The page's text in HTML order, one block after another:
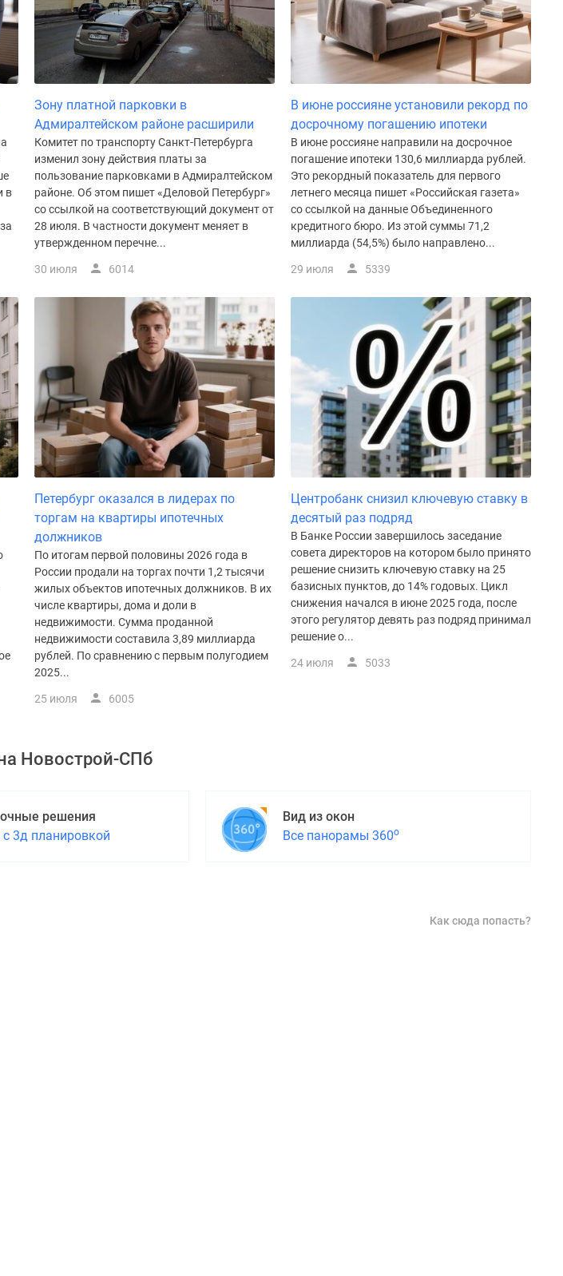
в
Зону платной парковки в
Адмиралтейском районе расширили
Комитет по транспорту Санкт-Петербурга
изменил зону действия платы за
пользование парковками в Адмиралтейском
районе. Об этом пишет «Деловой Петербург»
со ссылкой на соответствующий документ от
28 июля. В частности документ меняет в
утвержденном перечне...
30 июля 6014
В июне россияне установили рекорд по
досрочному погашению ипотеки
В июне россияне направили на досрочное
погашение ипотеки 130,6 миллиарда рублей.
Это рекордный показатель для первого
летнего месяца пишет «Российская газета»
со ссылкой на данные Объединенного
кредитного бюро. Из этой суммы 71,2
миллиарда (54,5%) было направлено...
29 июля 5339
Петербург оказался в лидерах по
торгам на квартиры ипотечных
должников
По итогам первой половины 2026 года в
России продали на торгах почти 1,2 тысячи
жилых объектов ипотечных должников. В их
числе квартиры, дома и доли в
недвижимости. Сумма проданной
недвижимости составила 3,89 миллиарда
рублей. По сравнению с первым полугодием
2025...
25 июля 6005
Центробанк снизил ключевую ставку в
десятый раз подряд
В Банке России завершилось заседание
совета директоров на котором было принято
решение снизить ключевую ставку на 25
базисных пунктов, до 14% годовых. Цикл
снижения начался в июне 2025 года, после
этого регулятор девять раз подряд принимал
решение о...
24 июля 5033
Новострой-СПб
решения
3д планировкой
Вид из окон
Все панорамы 360о
Как сюда попасть?